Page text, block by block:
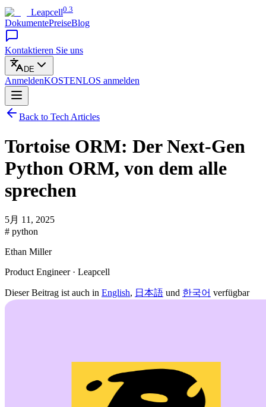
Leapcell0.3
DokumentePreiseBlog
Kontaktieren Sie uns
DE
AnmeldenKOSTENLOS anmelden
Back to Tech Articles
Tortoise ORM: Der Next-Gen
Python ORM, von dem alle
sprechen
5月 11, 2025
# python
Ethan Miller
Product Engineer · Leapcell
Dieser Beitrag ist auch in English, 日本語 und 한국어 verfügbar